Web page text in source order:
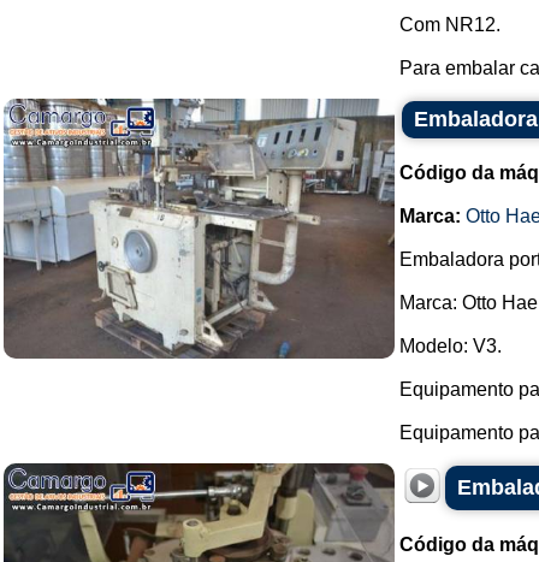
Com NR12.
Para embalar
Código da
Marca: Otto
Embaladora
Marca: Otto
Modelo: V3.
Equipamento
Equipamento
Código da